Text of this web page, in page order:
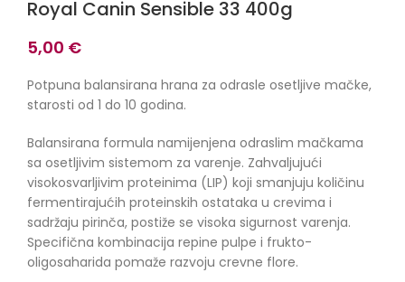
Royal Canin Sensible 33 400g
5,00 €
Potpuna balansirana hrana za odrasle osetljive mačke,
starosti od 1 do 10 godina.
Balansirana formula namijenjena odraslim mačkama
sa osetljivim sistemom za varenje. Zahvaljujući
visokosvarljivim proteinima (LIP) koji smanjuju količinu
fermentirajućih proteinskih ostataka u crevima i
sadržaju pirinča, postiže se visoka sigurnost varenja.
Specifična kombinacija repine pulpe i frukto-
oligosaharida pomaže razvoju crevne flore.